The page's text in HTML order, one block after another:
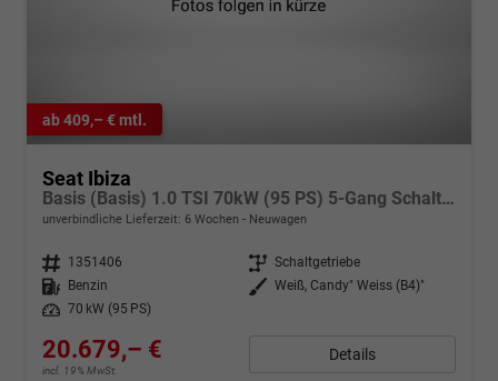
ab 409,– € mtl.
Seat Ibiza
Basis (Basis) 1.0 TSI 70kW (95 PS) 5-Gang Schaltgetriebe
unverbindliche Lieferzeit: 6 Wochen Neuwagen
Fahrzeugnr. 1351406 Getriebe Schaltgetriebe
Kraftstoff
Benzin Außenfarbe Weiß, Candy" Weiss (B4)"
Leistung
70 kW (95 PS)
20.679,– €
incl. 19% MwSt.
Details